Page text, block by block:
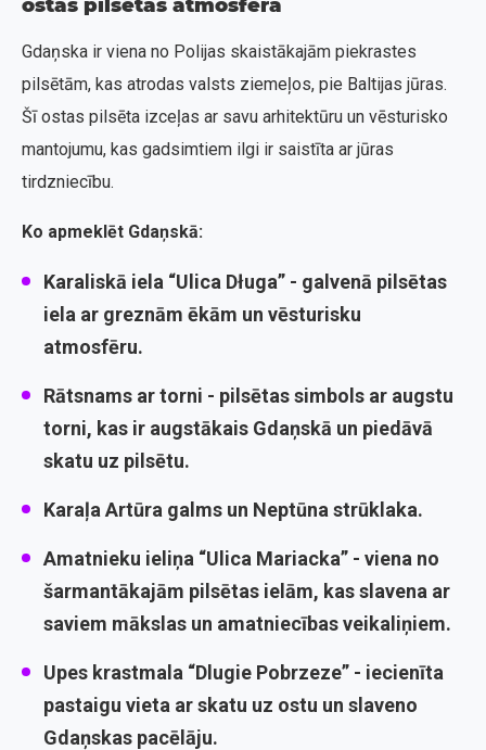
ostas pilsētas atmosfēra
Gdaņska ir viena no Polijas skaistākajām piekrastes
pilsētām, kas atrodas valsts ziemeļos, pie Baltijas jūras.
Šī ostas pilsēta izceļas ar savu arhitektūru un vēsturisko
mantojumu, kas gadsimtiem ilgi ir saistīta ar jūras
tirdzniecību.
Ko apmeklēt Gdaņskā:
Karaliskā iela “Ulica Długa” - galvenā pilsētas
iela ar greznām ēkām un vēsturisku
atmosfēru.
Rātsnams ar torni - pilsētas simbols ar augstu
torni, kas ir augstākais Gdaņskā un piedāvā
skatu uz pilsētu.
Karaļa Artūra galms un Neptūna strūklaka.
Amatnieku ieliņa “Ulica Mariacka” - viena no
šarmantākajām pilsētas ielām, kas slavena ar
saviem mākslas un amatniecības veikaliņiem.
Upes krastmala “Dlugie Pobrzeze” - iecienīta
pastaigu vieta ar skatu uz ostu un slaveno
Gdaņskas pacēlāju.